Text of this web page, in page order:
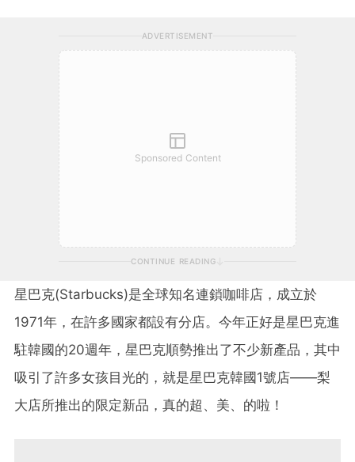
ADVERTISEMENT
Sponsored Content
CONTINUE READING
星巴克(Starbucks)是全球知名連鎖咖啡店，成立於
1971年，在許多國家都設有分店。今年正好是星巴克進
駐韓國的20週年，星巴克順勢推出了不少新產品，其中
吸引了許多女孩目光的，就是星巴克韓國1號店——梨
大店所推出的限定新品，真的超、美、的啦！